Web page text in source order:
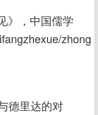
》，中国儒学
zhong
德里达的对